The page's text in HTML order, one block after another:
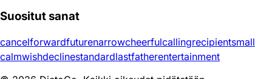
Suositut sanat
cancelforwardfuturenarrowcheerfulcallingrecipientsmall
calmwishdeclinestandardlastfatherentertainment